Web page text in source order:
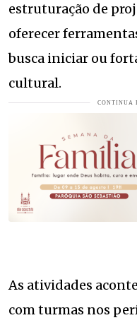
estruturação de
oferecer
busca iniciar ou
cultural.
As atividades
com turmas nos